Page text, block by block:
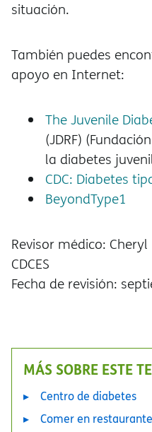
situación.
También puedes
apoyo en Internet:
The Juvenile
(JDRF)
la diabetes
CDC: Diabetes
BeyondType1
Revisor médico: Cheryl
CDCES
Fecha de revisión:
MÁS SOBRE ESTE
Centro de diabetes
Comer en